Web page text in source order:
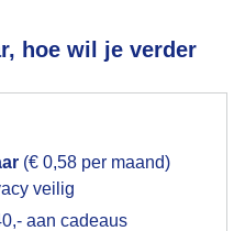
hoe wil je verder
(€ 0,58 per maand)
veilig
aan cadeaus
gebruiken voor het
op hebt gegeven,